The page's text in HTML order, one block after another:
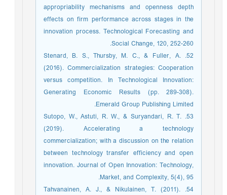
appropriability mechanisms and openness depth
effects on firm performance across stages in the
innovation process. Technological Forecasting and
Social Change, 120, 252-260.
52. Stenard, B. S., Thursby, M. C., & Fuller, A.
(2016). Commercialization strategies: Cooperation
versus competition. In Technological Innovation:
Generating Economic Results (pp. 289-308).
Emerald Group Publishing Limited.
53. Sutopo, W., Astuti, R. W., & Suryandari, R. T.
(2019). Accelerating a technology
commercialization; with a discussion on the relation
between technology transfer efficiency and open
innovation. Journal of Open Innovation: Technology,
Market, and Complexity, 5(4), 95.‏
54. Tahvanainen, A. J., & Nikulainen, T. (2011).